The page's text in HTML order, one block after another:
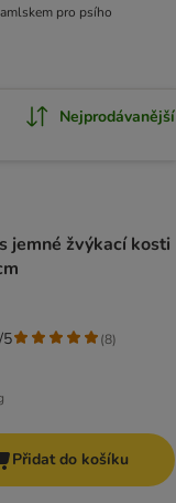
pro psího
Nejprodávanější
jemné žvýkací kosti
5 (8)
Přidat do košíku